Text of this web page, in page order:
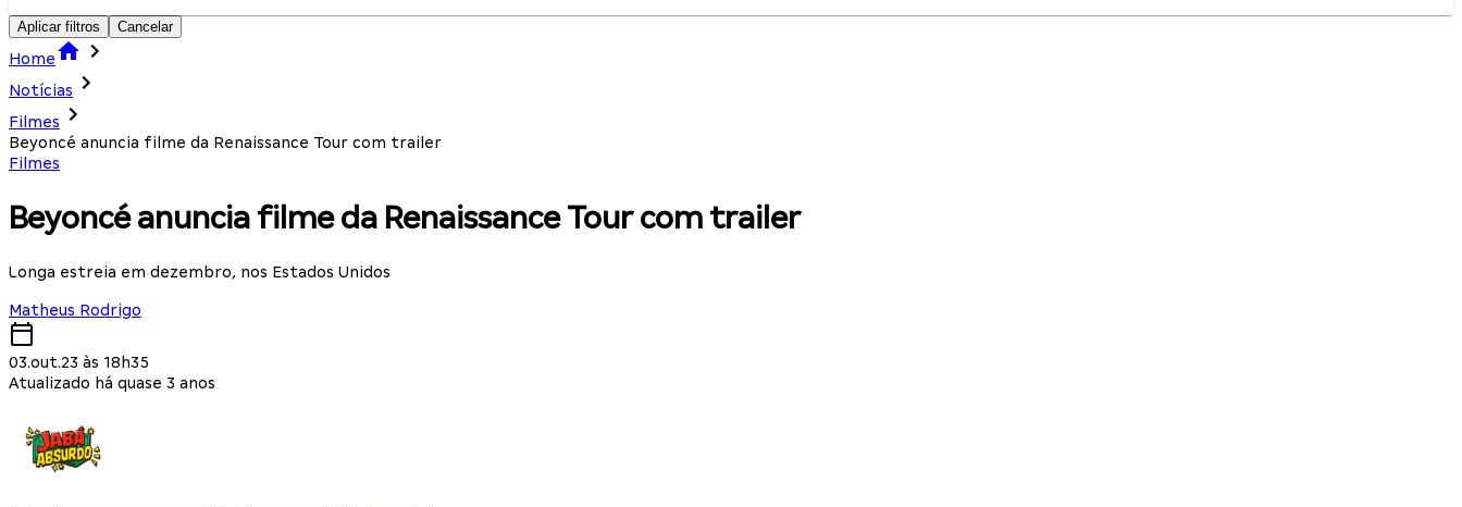
Aplicar filtros Cancelar
Home
Notícias
Filmes
Beyoncé anuncia filme da Renaissance Tour com trailer
Filmes
Beyoncé anuncia filme da Renaissance Tour com trailer
Longa estreia em dezembro, nos Estados Unidos
Matheus Rodrigo
03.out.23 às 18h35
Atualizado há quase 3 anos